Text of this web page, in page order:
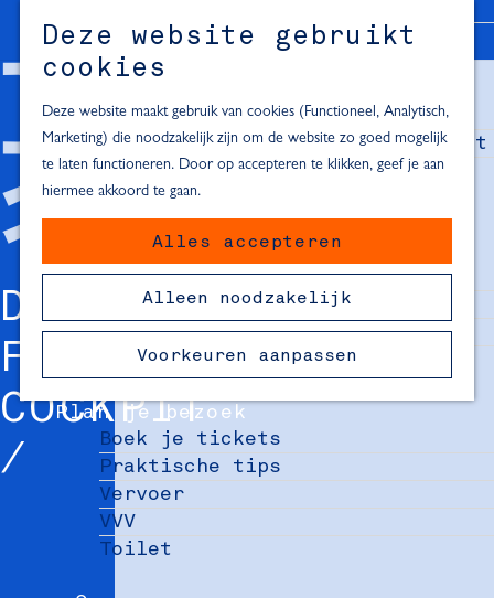
Deze website gebruikt
cookies
Deze website maakt gebruik van cookies (Functioneel, Analytisch,
Marketing) die noodzakelijk zijn om de website zo goed mogelijk
te laten functioneren. Door op accepteren te klikken, geef je aan
hiermee akkoord te gaan.
Alles accepteren
Alleen noodzakelijk
Voorkeuren aanpassen
M
e
n
u
Inspiratie voor een dagje Delft
Dagje naar het strand
Fietsen in de omgeving van Delft
Must-see attracties in de buurt
van Delft
Blijven slapen
24 uur in Delft
48 uur in Delft
72 uur in Delft
Overnachtingslocaties in Delft
Plan je bezoek
Boek je tickets
Praktische tips
Vervoer
VVV
Toilet
DELFT FRINGE
FESTIVAL IN DE
COCKPIT